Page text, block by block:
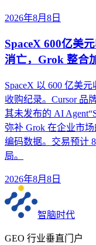
2026年8月8日
SpaceX 600亿美
消亡，Grok 整合
SpaceX 以 600 亿美
收购纪录。Cursor 品
其未发布的 AI
弥补 Grok 在企业市
编码数据。交易预计
局。
2026年8月8日
智脑时代
GEO 行业垂直门户